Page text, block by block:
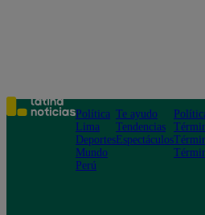
Política
Lima
Deportes
Mundo
Perú
Te ayudo
Tendencias
Espectáculos